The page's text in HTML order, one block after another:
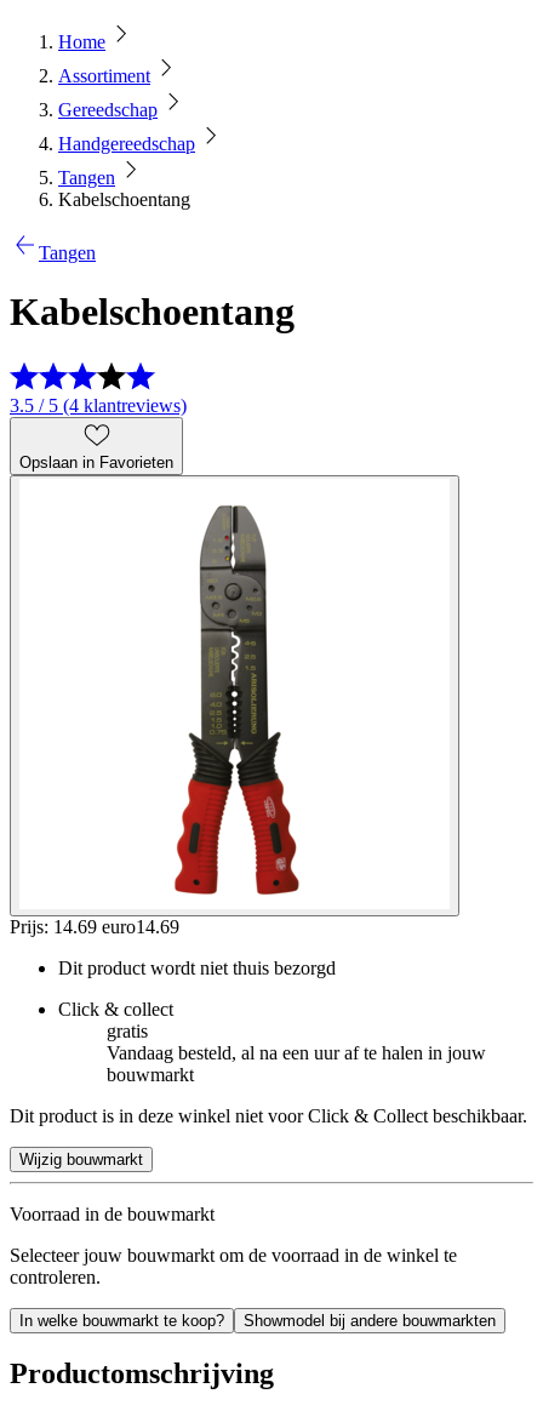
Home
Assortiment
Gereedschap
Handgereedschap
Tangen
Kabelschoentang
Tangen
Kabelschoentang
3.5 / 5 (4 klantreviews)
Opslaan in Favorieten
Prijs: 14.69 euro14.69
Dit product wordt niet thuis bezorgd
Click & collect
gratis
Vandaag besteld, al na een uur af te halen in jouw
bouwmarkt
Dit product is in deze winkel niet voor Click & Collect beschikbaar.
Wijzig bouwmarkt
Voorraad in de bouwmarkt
Selecteer jouw bouwmarkt om de voorraad in de winkel te
controleren.
In welke bouwmarkt te koop? Showmodel bij andere bouwmarkten
Productomschrijving